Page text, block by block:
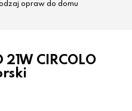
opraw do domu
CIRCOLO